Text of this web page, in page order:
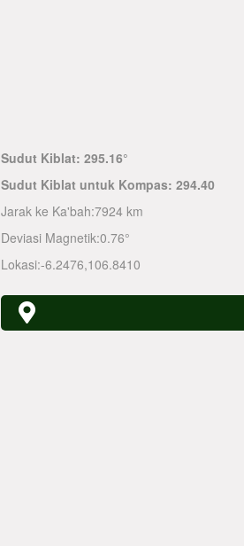
Sudut Kiblat: 295.16°
Sudut Kiblat untuk Kompas: 294.40
Jarak ke Ka'bah:7924 km
Deviasi Magnetik:0.76°
Lokasi:-6.2476,106.8410